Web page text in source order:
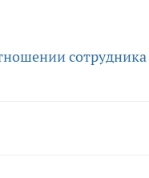
сотрудника